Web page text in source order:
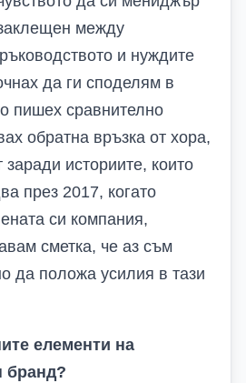
между
и нуждите
да ги споделям в
пишех сравнително
обратна връзка от хора,
историите, които
през 2017, когато
си компания,
сметка, че аз съм
да положа усилия в тази
елементи на
бранд?